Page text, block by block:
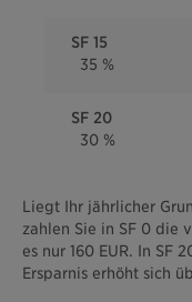
SF 15
35 %
SF 20
30 %
Liegt Ihr jährlicher
zahlen Sie in SF 0 die
es nur 160 EUR. In SF
Ersparnis erhöht sich